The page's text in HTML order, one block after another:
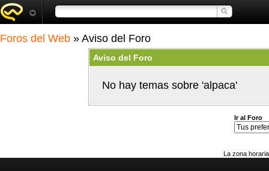
Foros del Web » Aviso del Foro
Aviso del Foro
No hay temas sobre 'alpaca'
Ir al Foro
La zona